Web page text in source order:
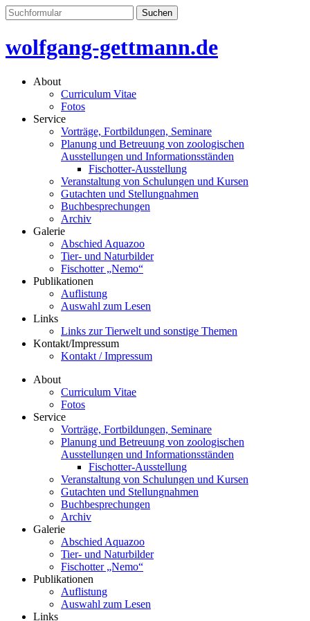
wolfgang-gettmann.de
About
Curriculum Vitae
Fotos
Service
Vorträge, Fortbildungen, Seminare
Planung und Betreuung von zoologischen
Ausstellungen und Informationsständen
Fischotter-Ausstellung
Veranstaltung von Schulungen und Kursen
Gutachten und Stellungnahmen
Buchbesprechungen
Archiv
Galerie
Abschied Aquazoo
Tier- und Naturbilder
Fischotter „Nemo“
Publikationen
Auflistung
Auswahl zum Lesen
Links
Links zur Tierwelt und sonstige Themen
Kontakt/Impressum
Kontakt / Impressum
About
Curriculum Vitae
Fotos
Service
Vorträge, Fortbildungen, Seminare
Planung und Betreuung von zoologischen
Ausstellungen und Informationsständen
Fischotter-Ausstellung
Veranstaltung von Schulungen und Kursen
Gutachten und Stellungnahmen
Buchbesprechungen
Archiv
Galerie
Abschied Aquazoo
Tier- und Naturbilder
Fischotter „Nemo“
Publikationen
Auflistung
Auswahl zum Lesen
Links